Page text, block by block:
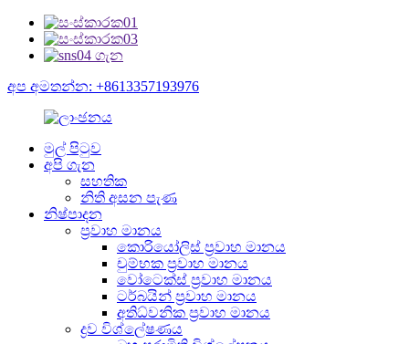
අප අමතන්න: +8613357193976
මුල් පිටුව
අපි ගැන
සහතික
නිති අසන පැණ
නිෂ්පාදන
ප්‍රවාහ මානය
කොරියෝලිස් ප්‍රවාහ මානය
චුම්භක ප්‍රවාහ මානය
වෝටෙක්ස් ප්‍රවාහ මානය
ටර්බයින් ප්‍රවාහ මානය
අතිධ්වනික ප්‍රවාහ මානය
ද්‍රව විශ්ලේෂණය